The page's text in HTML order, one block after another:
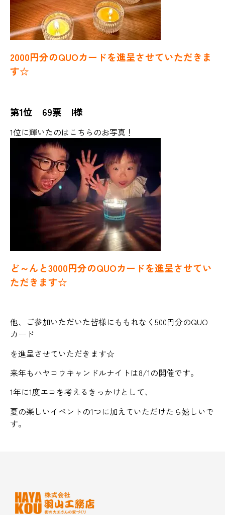
2000円分のQUOカードを進呈させていただきま
す☆
第1位 69票 I様
1位に輝いたのはこちらのお写真！
ど～んと3000円分のQUOカードを進呈させてい
ただきます☆
他、ご参加いただいた皆様にももれなく500円分のQUO
カード
を進呈させていただきます☆
来年もハヤコウキャンドルナイトは8/1の開催です。
1年に1度エコを考えるきっかけとして、
夏の楽しいイベントの1つに加えていただけたら嬉しいで
す。